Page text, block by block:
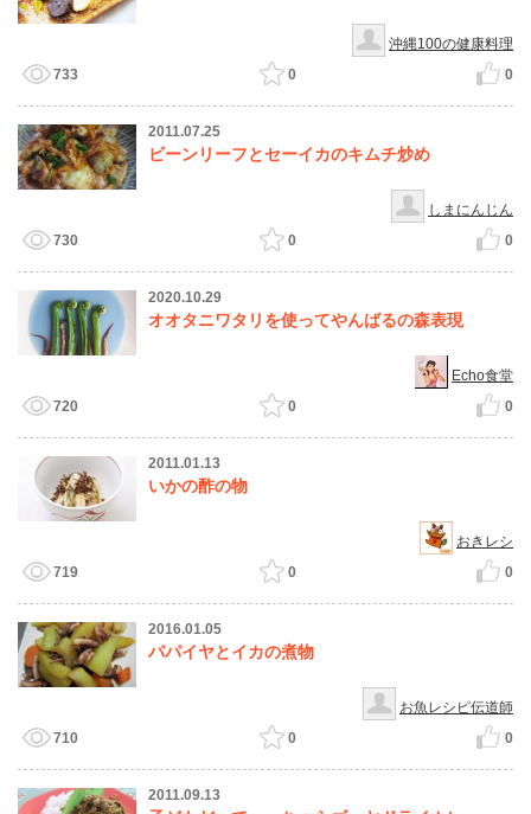
沖縄100の健康料理
733
0 0
2011.07.25
ビーンリーフとセーイカのキムチ炒め
しまにんじん
730
0 0
2020.10.29
オオタニワタリを使ってやんばるの森表現
Echo食堂
720
0 0
2011.01.13
いかの酢の物
おきレシ
719
0 0
2016.01.05
パパイヤとイカの煮物
お魚レシピ伝道師
710
0 0
2011.09.13